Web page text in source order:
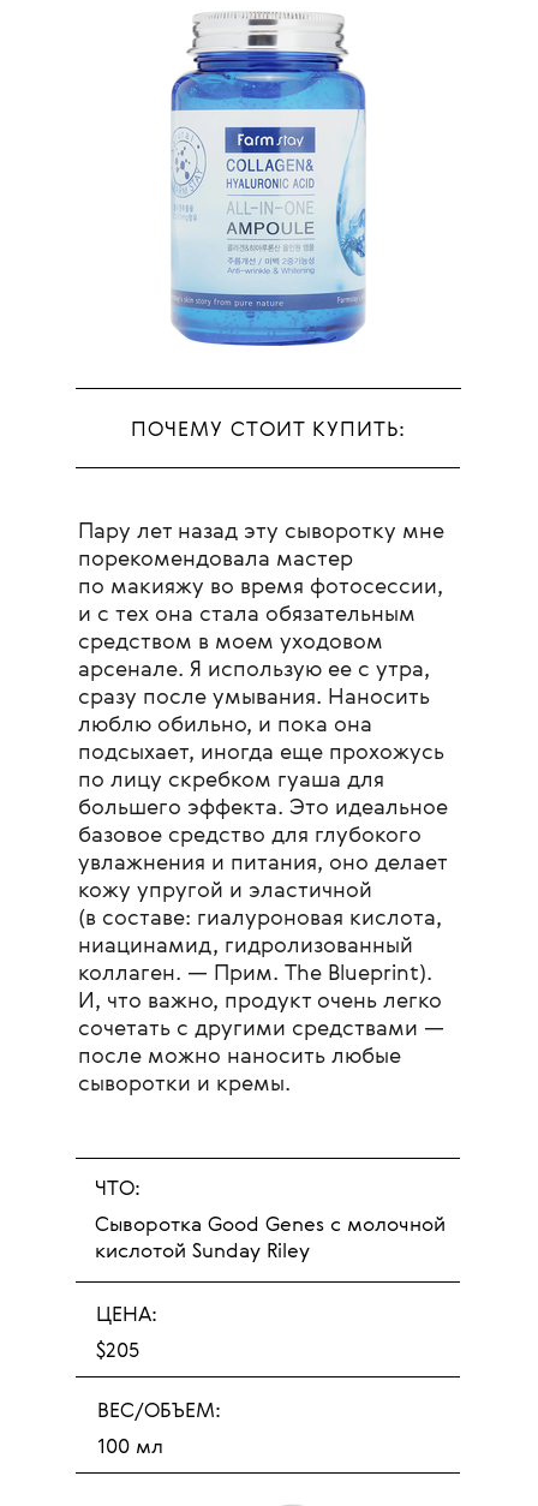
ПОЧЕМУ СТОИТ КУПИТЬ:
Пару лет назад эту сыворотку мне
порекомендовала мастер
по макияжу во время фотосессии,
и с тех она стала обязательным
средством в моем уходовом
арсенале. Я использую ее с утра,
сразу после умывания. Наносить
люблю обильно, и пока она
подсыхает, иногда еще прохожусь
по лицу скребком гуаша для
большего эффекта. Это идеальное
базовое средство для глубокого
увлажнения и питания, оно делает
кожу упругой и эластичной
(в составе: гиалуроновая кислота,
ниацинамид, гидролизованный
коллаген. — Прим. The Blueprint).
И, что важно, продукт очень легко
сочетать с другими средствами —
после можно наносить любые
сыворотки и кремы.
ЧТО:
Сыворотка Good Genes с молочной
кислотой Sunday Riley
ЦЕНА:
$205
ВЕС/ОБЪЕМ:
100 мл